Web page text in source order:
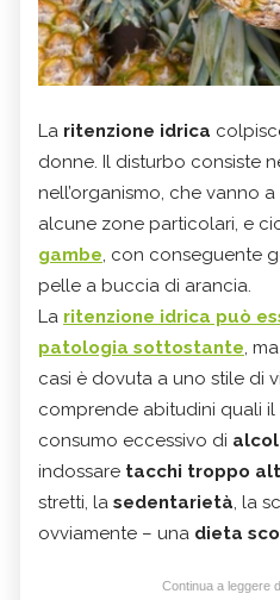
La ritenzione idrica
donne. Il disturbo consiste
nell’organismo, che vanno
alcune zone particolari, e
gambe, con conseguente
pelle a buccia di arancia.
La ritenzione idrica può
patologia sottostante,
casi è dovuta a uno stile di
comprende abitudini quali il
consumo eccessivo di
indossare tacchi troppo
stretti, la sedentarietà, la
ovviamente – una dieta
Continua a leggere